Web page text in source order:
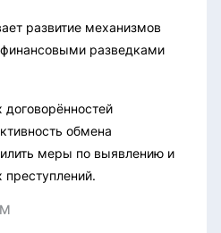
развитие механизмов
разведками
договорённостей
обмена
меры по выявлению и